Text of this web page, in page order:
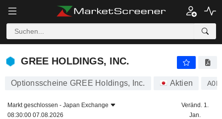
GREE HOLDINGS, INC.
GREE HOLDINGS, INC.
Optionsscheine GREE Holdings, Inc. Aktien
Markt geschlossen - Japan Exchange
08:30:00 07.08.2026
Veränd. 1.
Jan.